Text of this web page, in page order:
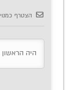
הצטרף כמנוי